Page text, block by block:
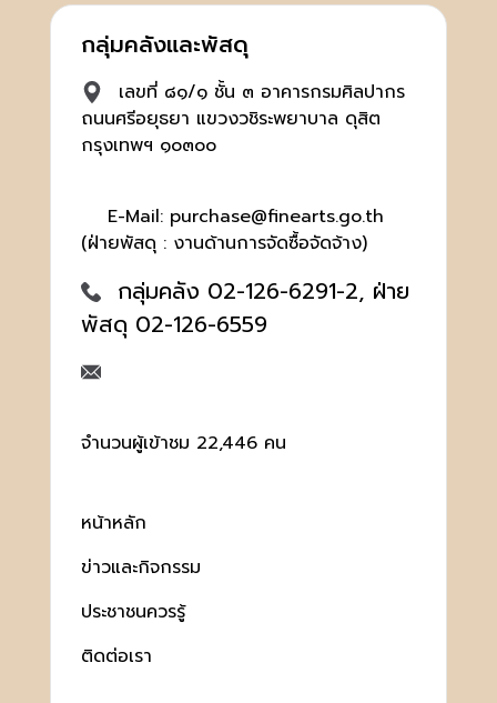
กลุ่มคลังและพัสดุ
เลขที่ ๘๑/๑ ชั้น ๓ อาคารกรมศิลปากร
ถนนศรีอยุธยา แขวงวชิระพยาบาล ดุสิต
กรุงเทพฯ ๑๐๓๐๐
E-Mail: purchase@finearts.go.th
(ฝ่ายพัสดุ : งานด้านการจัดซื้อจัดจ้าง)
กลุ่มคลัง 02-126-6291-2, ฝ่าย
พัสดุ 02-126-6559
จำนวนผู้เข้าชม 22,446 คน
หน้าหลัก
ข่าวและกิจกรรม
ประชาชนควรรู้
ติดต่อเรา